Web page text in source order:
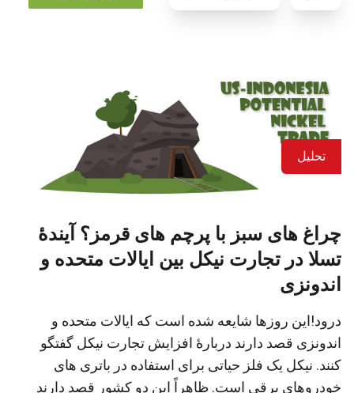
تحلیل
چراغ های سبز با پرچم های قرمز؟ آیندۀ
تسلا در تجارت نیکل بین ایالات متحده و
اندونزی
درود!این روزها شایعه شده است که ایالات متحده و
اندونزی قصد دارند دربارۀ افزایش تجارت نیکل گفتگو
کنند. نیکل یک فلز حیاتی برای استفاده در باتری های
خودروهای برقی است. ظاهراً این دو کشور قصد دارند